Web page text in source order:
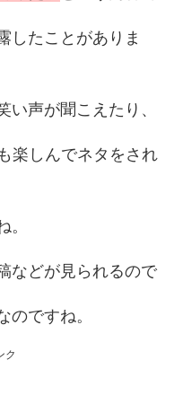
したことがありま
声が聞こえたり、
楽しんでネタをされ
などが見られるので
のですね。
ク